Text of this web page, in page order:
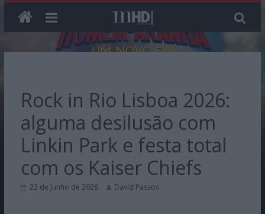
Rock in Rio Lisboa 2026:
alguma desilusão com
Linkin Park e festa total
com os Kaiser Chiefs
22 de Junho de 2026 David Passos